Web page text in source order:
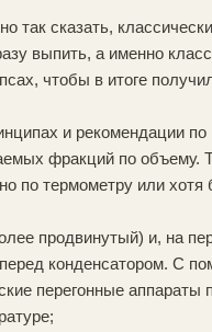
так сказать,
выпить, а именно
чтобы в итоге
и рекомендации
фракций по
по термометру или
продвинутый) и, на
конденсатором. С
перегонные